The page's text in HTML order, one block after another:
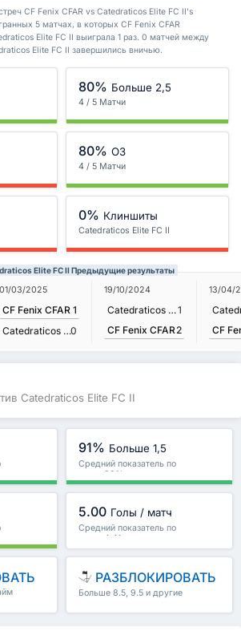
CF Fenix CFAR vs Catedraticos Elite FC II's
5 матчах, в которых CF Fenix CFAR
Elite FC II выиграла 1 раз. 0 матчей между
Elite FC II завершились вничью.
80% Больше 2,5
4 / 5 Матчи
80% ОЗ
4 / 5 Матчи
0% Клиншиты
Catedraticos Elite FC II
Elite FC II Предыдущие результаты
01/03/2025
CF Fenix CFAR 1
Catedraticos Elite FC II0
19/10/2024
Catedraticos Elite FC II1
CF Fenix CFAR2
13/04/
CF
Catedraticos Elite FC II
91% Больше 1,5
Средний показатель по
лиге : 83%
5.00 Голы / матч
Средний показатель по
лиге : 4.41
РАЗБЛОКИРОВАТЬ
Больше 8.5, 9.5 и другие